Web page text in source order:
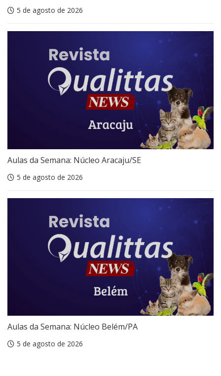
5 de agosto de 2026
Aulas da Semana: Núcleo Aracaju/SE
5 de agosto de 2026
Aulas da Semana: Núcleo Belém/PA
5 de agosto de 2026